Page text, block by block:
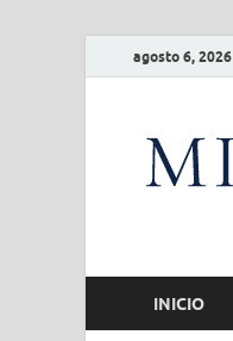
agosto 6, 2026
INICIO